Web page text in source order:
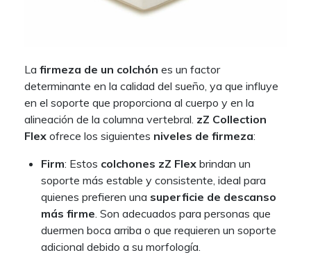
La firmeza de un colchón es un factor
determinante en la calidad del sueño, ya que influye
en el soporte que proporciona al cuerpo y en la
alineación de la columna vertebral. zZ Collection
Flex ofrece los siguientes niveles de firmeza:
Firm: Estos colchones zZ Flex brindan un
soporte más estable y consistente, ideal para
quienes prefieren una superficie de descanso
más firme . Son adecuados para personas que
duermen boca arriba o que requieren un soporte
adicional debido a su morfología.